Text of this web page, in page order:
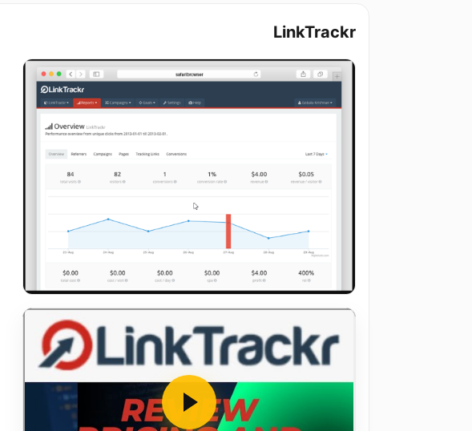
LinkTrackr